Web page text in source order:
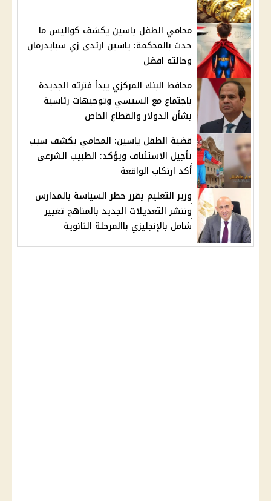
محامي الطفل ياسين يكشف كواليس ما
حدث بالمحكمة: ياسين ارتدى زي سبايدرمان
وحالته افضل
محافظ البنك المركزي يبدأ فترته الجديدة
باجتماع مع السيسي وتوجيهات رئاسية
بشأن الدولار والقطاع الخاص
قضية الطفل ياسين: المحامي يكشف سبب
تأجيل الاستئناف ويؤكد: الطبيب الشرعي
أكد ارتكاب الواقعة
وزير التعليم يقرر حظر السياسة بالمدارس
وننشر التعديلات الجديد بالمناهج تغيير
شامل بالإنجليزي باالمرحلة الثانوية